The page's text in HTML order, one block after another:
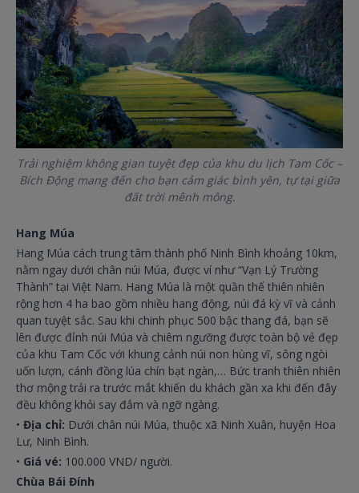
Trải nghiệm không gian tuyệt đẹp của khu du lịch Tam Cốc –
Bích Động mang đến cho bạn cảm giác bình yên, tự tại giữa
đất trời mênh mông.
Hang Múa
Hang Múa cách trung tâm thành phố Ninh Bình khoảng 10km,
nằm ngay dưới chân núi Múa, được ví như “Vạn Lý Trường
Thành” tại Việt Nam. Hang Múa là một quần thể thiên nhiên
rộng hơn 4 ha bao gồm nhiều hang động, núi đá kỳ vĩ và cảnh
quan tuyệt sắc. Sau khi chinh phục 500 bậc thang đá, bạn sẽ
lên được đỉnh núi Múa và chiêm ngưỡng được toàn bộ vẻ đẹp
của khu Tam Cốc với khung cảnh núi non hùng vĩ, sông ngòi
uốn lượn, cánh đồng lúa chín bạt ngàn,… Bức tranh thiên nhiên
thơ mộng trải ra trước mắt khiến du khách gần xa khi đến đây
đều không khỏi say đắm và ngỡ ngàng.
• Địa chỉ: Dưới chân núi Múa, thuộc xã Ninh Xuân, huyện Hoa
Lư, Ninh Bình.
• Giá vé: 100.000 VND/ người.
Chùa Bái Đính